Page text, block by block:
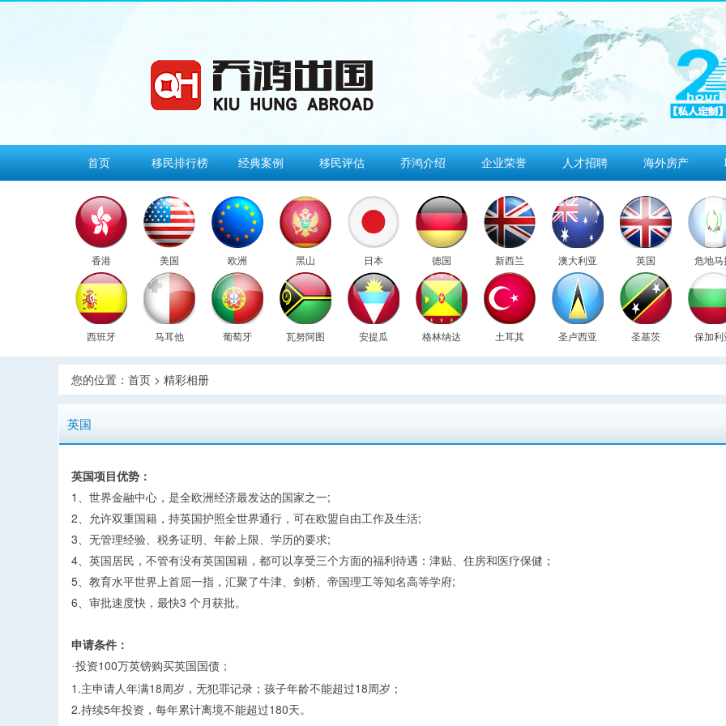
首页 移民排行榜 经典案例 移民评估 乔鸿介绍 企业荣誉 人才招聘 海外房产
香港 美国 欧洲 黑山 日本 德国 新西兰 澳大利亚 英国 危地马
西班牙 马耳他 葡萄牙 瓦努阿图 安提瓜 格林纳达 土耳其 圣卢西亚 圣基茨 保加利
您的位置： 首页 > 精彩相册
英国
英国项目优势：
1、世界金融中心，是全欧洲经济最发达的国家之一;
2、允许双重国籍，持英国护照全世界通行，可在欧盟自由工作及生活;
3、无管理经验、税务证明、年龄上限、学历的要求;
4、英国居民，不管有没有英国国籍，都可以享受三个方面的福利待遇：津贴、住房和医疗保健；
5、教育水平世界上首屈一指，汇聚了牛津、剑桥、帝国理工等知名高等学府;
6、审批速度快，最快3 个月获批。
申请条件：
·投资100万英镑购买英国国债；
1.主申请人年满18周岁，无犯罪记录；孩子年龄不能超过18周岁；
2.持续5年投资，每年累计离境不能超过180天。